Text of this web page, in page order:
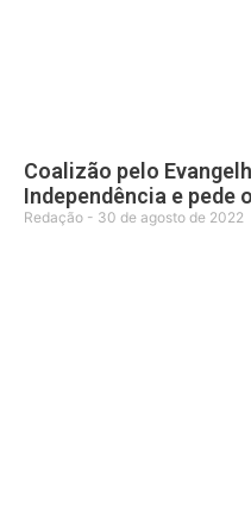
Coalizão pelo
Independência e pede
Redação 30 de agosto de 2022